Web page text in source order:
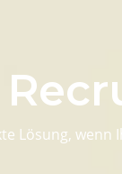
Lösung,